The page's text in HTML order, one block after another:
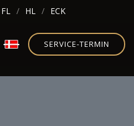
FL HL ECK
SERVICE-TERMIN